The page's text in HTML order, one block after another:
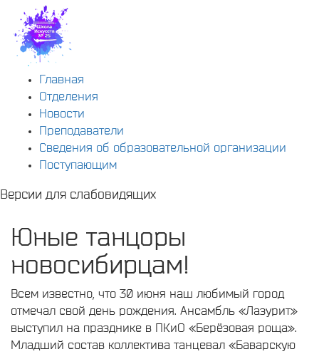
Главная
Отделения
Новости
Преподаватели
Сведения об образовательной организации
Поступающим
Версии для слабовидящих
Юные танцоры
новосибирцам!
Всем известно, что 30 июня наш любимый город
отмечал свой день рождения. Ансамбль «Лазурит»
выступил на празднике в ПКиО «Берёзовая роща».
Младший состав коллектива танцевал «Баварскую